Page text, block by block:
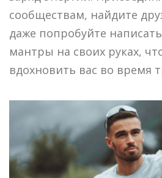
сообществам, найдите
даже попробуйте
мантры на своих руках,
вдохновить вас во время